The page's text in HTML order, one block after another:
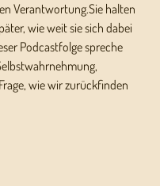
Verantwortung.Sie halten
wie weit sie sich dabei
Podcastfolge spreche
wie wir zurückfinden